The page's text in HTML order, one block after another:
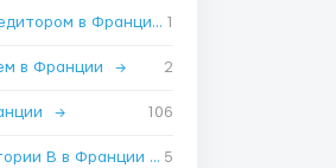
Работа Водителем-экспедитором в Франции 1
в Франции → 2
→ 106
Работа Водителем категории B в Франции→5